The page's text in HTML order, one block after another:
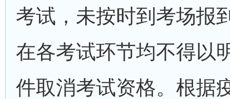
考试，未按时到考场报
在各考试环节均不得以
件取消考试资格。根据